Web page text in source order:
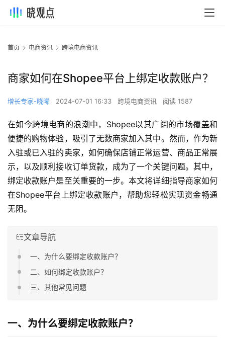
首页 电商资讯 跨境电商资讯
商家如何在Shopee平台上绑定收款账户？
增长专家-晓晞 2024-07-01 16:33 跨境电商资讯 阅读 1587
在如今跨境电商的浪潮中，Shopee以其广阔的市场覆盖和
便捷的购物体验，吸引了无数商家加入其中。然而，作为新
入驻或已入驻的卖家，如何确保店铺正常运营、商品正常展
示，以及顺利接收订单货款，成为了一个关键问题。其中，
绑定收款账户是至关重要的一步。本文将详细指导商家如何
在Shopee平台上绑定收款账户，帮助您轻松实现资金畅通
无阻。
文章导航
一、为什么要绑定收款账户？
二、如何绑定收款账户？
三、其他常见问题
一、为什么要绑定收款账户？